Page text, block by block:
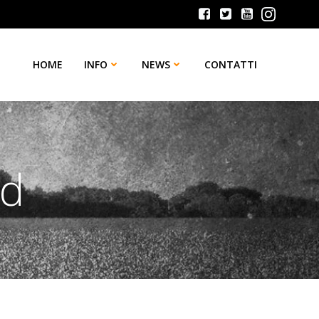
HOME INFO NEWS CONTATTI